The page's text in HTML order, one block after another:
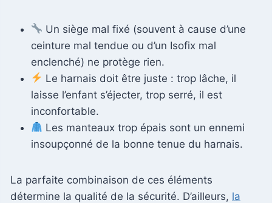
Un siège mal fixé (souvent à cause d’une
ceinture mal tendue ou d’un Isofix mal
enclenché) ne protège rien.
Le harnais doit être juste : trop lâche, il
laisse l’enfant s’éjecter, trop serré, il est
inconfortable.
Les manteaux trop épais sont un ennemi
insoupçonné de la bonne tenue du harnais.
La parfaite combinaison de ces éléments
détermine la qualité de la sécurité. D’ailleurs, la